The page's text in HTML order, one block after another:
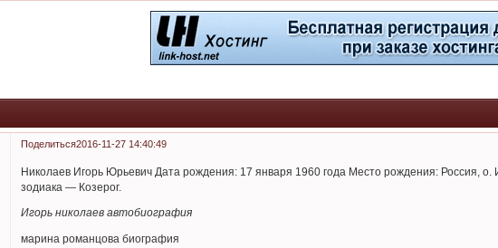
Поделиться2016-11-27 14:40:49
Николаев Игорь Юрьевич Дата рождения: 17 января 1960 года Место рождения: Россия,
зодиака — Козерог.
Игорь николаев автобиография
марина романцова биография